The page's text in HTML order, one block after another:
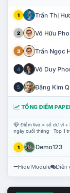
1 Trần Thị
2 Võ Hữu
3 Trần Ngọc
4 Võ Duy
5 Đặng Kim
TỔNG ĐIỂM
Điểm live = số dư ví +
ngày cuối tháng · Top 1
1 Demo123
Hide Module Diễn